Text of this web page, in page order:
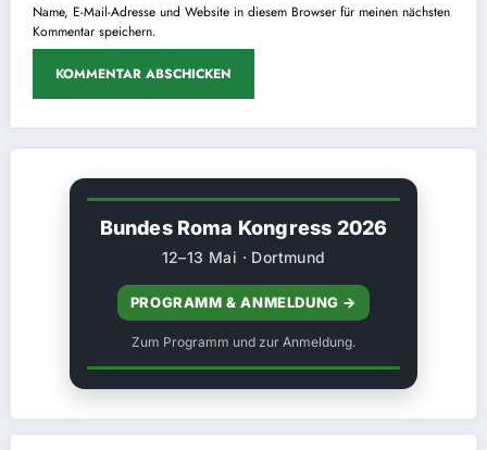
Name, E-Mail-Adresse und Website in diesem Browser für meinen nächsten
Kommentar speichern.
Bundes Roma Kongress 2026
12–13 Mai · Dortmund
PROGRAMM & ANMELDUNG →
Zum Programm und zur Anmeldung.